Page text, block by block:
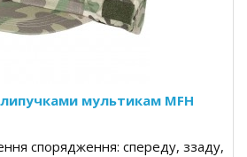
мультикам MFH
спорядження: спереду, ззаду,